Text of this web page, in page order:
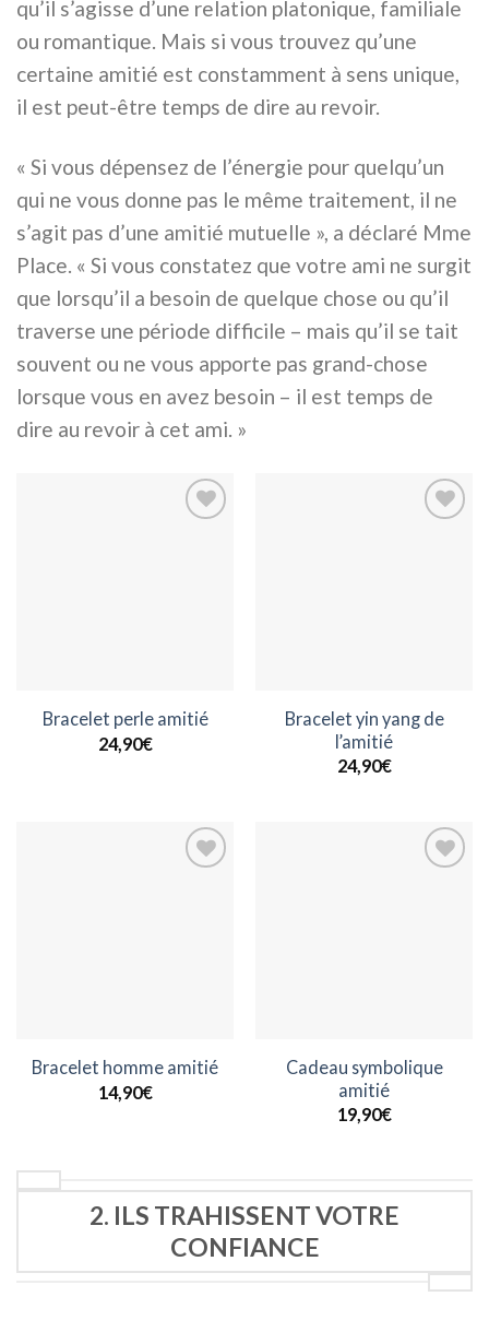
qu’il s’agisse d’une relation platonique, familiale
ou romantique. Mais si vous trouvez qu’une
certaine amitié est constamment à sens unique,
il est peut-être temps de dire au revoir.
« Si vous dépensez de l’énergie pour quelqu’un
qui ne vous donne pas le même traitement, il ne
s’agit pas d’une amitié mutuelle », a déclaré Mme
Place. « Si vous constatez que votre ami ne surgit
que lorsqu’il a besoin de quelque chose ou qu’il
traverse une période difficile – mais qu’il se tait
souvent ou ne vous apporte pas grand-chose
lorsque vous en avez besoin – il est temps de
dire au revoir à cet ami. »
Bracelet perle amitié
24,90€
Bracelet yin yang de
l’amitié
24,90€
Bracelet homme amitié
14,90€
Cadeau symbolique
amitié
19,90€
2. ILS TRAHISSENT VOTRE
CONFIANCE